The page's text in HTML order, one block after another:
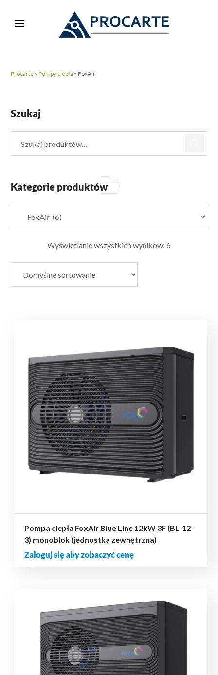
Procarte »Pompy ciepła » FoxAir
Wyświetlanie wszystkich wyników: 6
Pompa ciepła FoxAir Blue Line 12kW 3F (BL-12-
3) monoblok (jednostka zewnętrzna)
Zaloguj się aby zobaczyć cenę
Szukaj
Kategorie produktów